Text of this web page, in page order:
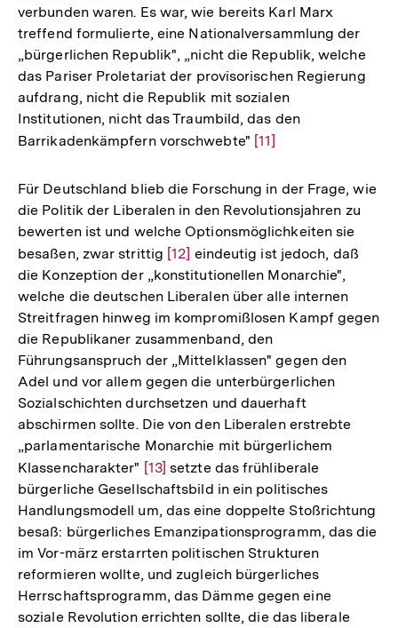
verbunden waren. Es war, wie bereits Karl Marx
treffend formulierte, eine Nationalversammlung der
„bürgerlichen Republik", „nicht die Republik, welche
das Pariser Proletariat der provisorischen Regierung
aufdrang, nicht die Republik mit sozialen
Institutionen, nicht das Traumbild, das den
Barrikadenkämpfern vorschwebte" Zur
der
Fußnote
[11]
Für Deutschland blieb die Forschung in der Frage, wie
die Politik der Liberalen in den Revolutionsjahren zu
bewerten ist und welche Optionsmöglichkeiten sie
besaßen, zwar strittig Zur
Auflösung
der
Fußnote
[12] eindeutig ist jedoch, daß
die Konzeption der „konstitutionellen Monarchie",
welche die deutschen Liberalen über alle internen
Streitfragen hinweg im kompromißlosen Kampf gegen
die Republikaner zusammenband, den
Führungsanspruch der „Mittelklassen" gegen den
Adel und vor allem gegen die unterbürgerlichen
Sozialschichten durchsetzen und dauerhaft
abschirmen sollte. Die von den Liberalen erstrebte
„parlamentarische Monarchie mit bürgerlichem
Klassencharakter" Zur
Auflösung
der
Fußnote
[13] setzte das frühliberale
bürgerliche Gesellschaftsbild in ein politisches
Handlungsmodell um, das eine doppelte Stoßrichtung
besaß: bürgerliches Emanzipationsprogramm, das die
im Vor-märz erstarrten politischen Strukturen
reformieren wollte, und zugleich bürgerliches
Herrschaftsprogramm, das Dämme gegen eine
soziale Revolution errichten sollte, die das liberale